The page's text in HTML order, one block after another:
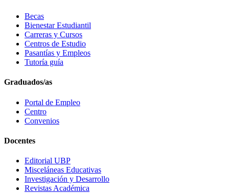
Becas
Bienestar Estudiantil
Carreras y Cursos
Centros de Estudio
Pasantías y Empleos
Tutoría guía
Graduados/as
Portal de Empleo
Centro
Convenios
Docentes
Editorial UBP
Misceláneas Educativas
Investigación y Desarrollo
Revistas Académica